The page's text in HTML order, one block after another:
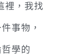
裡，我找
事物，
學的